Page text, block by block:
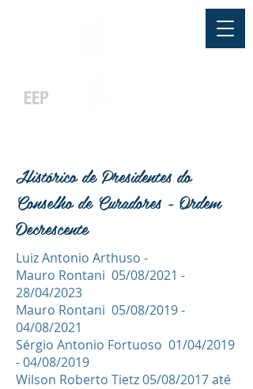
Histórico de Presidentes do
Conselho de Curadores - Ordem
Decrescente
Luiz Antonio Arthuso -
Mauro Rontani 05/08/2021 -
28/04/2023
Mauro Rontani 05/08/2019 -
04/08/2021
Sérgio Antonio Fortuoso 01/04/2019
- 04/08/2019
Wilson Roberto Tietz 05/08/2017 até